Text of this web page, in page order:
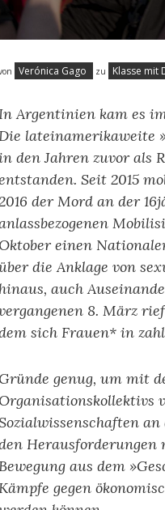
Verónica Gago zu Klasse mit
Argentinien kam es
lateinamerikaweite
den Jahren zuvor als
Seit 2015
der Mord an der
Oktober einen
die Anklage von
hinaus, auch
8. März
sich Frauen* in
Gründe genug, um mit
Organisationskollektivs
aus dem
gegen